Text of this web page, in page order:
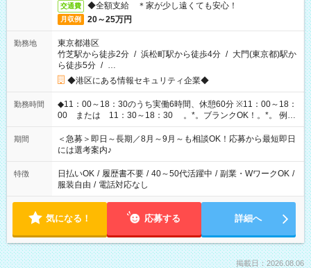
交通費 ◆全額支給 ＊家が少し遠くても安心！
月収例 20～25万円
勤務地
東京都港区
竹芝駅から徒歩2分 / 浜松町駅から徒歩4分 / 大門(東京都)駅か
ら徒歩5分 / …
◆港区にある情報セキュリティ企業◆
勤務時間
◆11：00～18：30のうち実働6時間、休憩60分 ※11：00～18：
00 または 11：30～18：30 。*。ブランクOK！。*。 例え
ば前職が、 在宅/財団法人/事務/コールセンター/受付/販売/カフェ
スタッフ スイーツ販売/ホテルフロント/化粧品販売/など 様々な
業界から入社して活躍されています♪
期間
＜急募＞即日～長期／8月～9月～も相談OK！応募から最短即日
には選考案内♪
特徴 日払いOK / 履歴書不要 / 40～50代活躍中 / 副業・WワークOK /
服装自由 / 電話対応なし
気になる！ 応募する 詳細へ
掲載日：2026.08.06